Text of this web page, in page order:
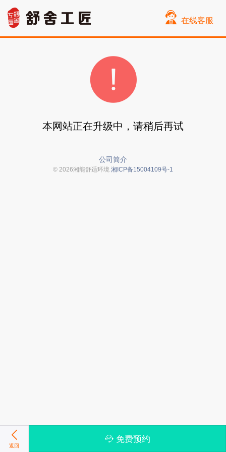
返回
免费预约
在线客服
本网站正在升级中，请稍后再试
公司简介
© 2026湘能舒适环境 湘ICP备15004109号-1